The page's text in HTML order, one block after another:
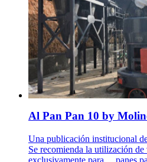
Al Pan Pan 10 by
Una publicación institucional
Se recomienda la utilización
exclusivamente para ... panes